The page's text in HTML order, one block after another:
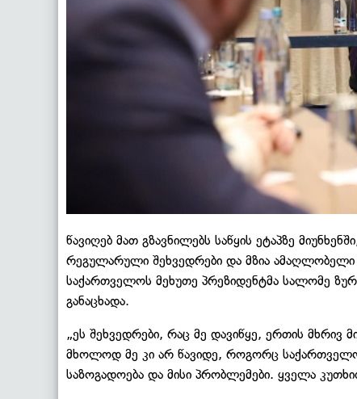
წავიღებ მათ გზავნილებს საწყის ეტაპზე
რეგულარული შეხვედრები და მზია ამაღლობელი
საქართველოს მეხუთე პრეზიდენტმა სალომე
განაცხადა.
„ეს შეხვედრები, რაც მე დავიწყე, ერთის მხრივ
მხოლოდ მე კი არ წავიდე, როგორც
საზოგადოება და მისი პრობლემები. ყველა